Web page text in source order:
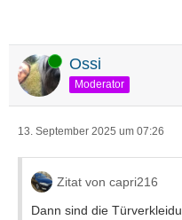
Online Ossi
Moderator
13. September 2025 um 07:26
Zitat von capri216
Dann sind die